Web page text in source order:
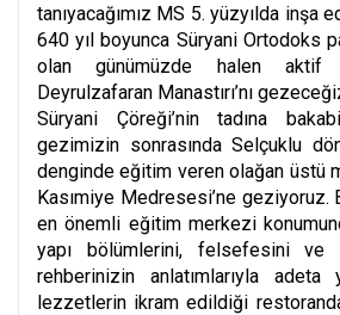
tanıyacağımız MS 5. yüzyılda inşa
640 yıl boyunca Süryani Ortodoks
olan günümüzde halen aktif
Deyrulzafaran Manastırı’nı
Süryani Çöreği’nin tadına
gezimizin sonrasında Selçuklu
denginde eğitim veren olağan üstü
Kasımiye Medresesi’ne geziyoruz.
en önemli eğitim merkezi
yapı bölümlerini, felsefesini ve
rehberinizin anlatımlarıyla adeta
lezzetlerin ikram edildiği